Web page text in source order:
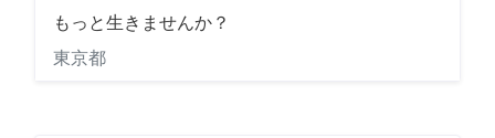
もっと生きませんか？
東京都